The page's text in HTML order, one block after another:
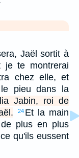
Jaël sortit à
je te montrerai
chez elle, et
pieu dans la
Jabin, roi de
24 Et la main
plus en plus
qu'ils eussent